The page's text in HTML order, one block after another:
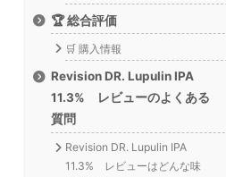
🏆 総合評価
🛒 購入情報
Revision DR. Lupulin IPA
11.3% レビューのよくある
質問
Revision DR. Lupulin IPA
11.3% レビューはどんな味